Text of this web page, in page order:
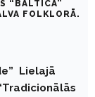
“BALTICA”
FOLKLORĀ.
Lielajā